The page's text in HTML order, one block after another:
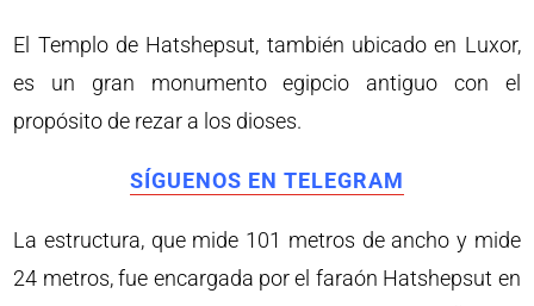
El Templo de Hatshepsut, también ubicado en Luxor,
es un gran monumento egipcio antiguo con el
propósito de rezar a los dioses.
SÍGUENOS EN TELEGRAM
La estructura, que mide 101 metros de ancho y mide
24 metros, fue encargada por el faraón Hatshepsut en